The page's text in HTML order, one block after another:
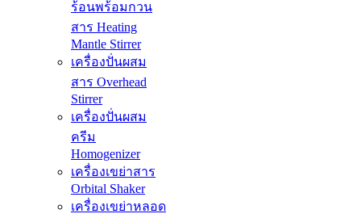
ร้อนพร้อมกวน
สาร Heating
Mantle Stirrer
เครื่องปั่นผสม
สาร Overhead
Stirrer
เครื่องปั่นผสม
ครีม
Homogenizer
เครื่องเขย่าสาร
Orbital Shaker
เครื่องเขย่าหลอด